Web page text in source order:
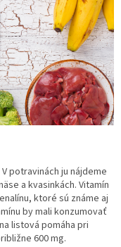
potravinách ju nájdeme
a kvasinkách. Vitamín
ktoré sú známe aj
by mali konzumovať
listová pomáha pri
600 mg.